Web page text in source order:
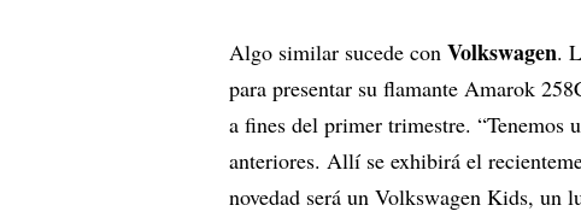
Algo similar sucede con Volkswagen.
para presentar su flamante Amarok
a fines del primer trimestre. “Tenemos
anteriores. Allí se exhibirá el
novedad será un Volkswagen Kids, un